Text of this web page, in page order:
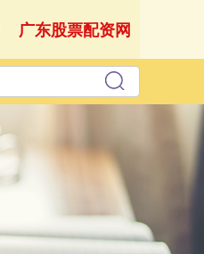
广东股票配资网